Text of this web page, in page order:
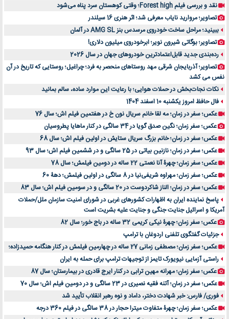
نقد و بررسی فیلم Forest high؛ وقتی کوهستان سرد پناه می‌شود
تصاویر؛ مروارید نایاب معرفی شد؛ اثر هنری 16 سیلندر
ببینید؛ مراحل ساخت خودروی مرسدس بنز AMG SL در آلمان
تصاویر؛ بوگاتی شیرون نویر؛ ابرخودروی میلیون دلاری!
رده‌بندی جدید قابل‌اعتمادترین خودروهای جهان در سال 2026
تصاویر؛ آذربایجان شرقی مهد روستاهای منحصر به فرد؛ چراغیل؛ روستایی که تاریخ در آن
نفس می کشد
نکات نجات‌بخش در حملات هوایی؛ با رعایت این موارد ساده، سالم بمانید
فال حافظ امروز یکشنبه 10 اسفند 1404
عکس؛ سفر در زمان؛ مه لقا خانم سریال نون خ در هفتمین فیلم اش؛ سال 76
عکس؛ سفر زمان؛ نگین صدق گویا در 34 سالگی در کنار ماهایا پطروسیان
عکس؛ سفر در زمان؛ خانم بزرگ سریال ستایش در اولین فیلم اش؛ سال 68
عکس؛ سفر در زمان؛ نازنین بیاتی در 25 سالگی و در ششمین فیلم اش؛ سال 93
عکس؛ سفر زمان؛ چهرۀ آنا نعمتی 22 ساله در دومین فیلمش؛ سال 78
عکس؛ سفر زمان؛ مهراوه شریفی‌نیا در 8 سالگی در اولین فیلمش؛ دهۀ 60
عکس؛ سفر در زمان؛ الناز شاکردوست در 20 سالگی و در سومین فیلم اش؛ سال 83
پاسخ نماینده ایران به اظهارات کشورهای غربی در شورای امنیت سازمان ملل/حملات
آمریکا و اسرائیل جنایت جنگی و جنایت علیه بشریت است
عکس؛ سفر زمان؛ چهرۀ نیکی کریمی 32 ساله در باج خور؛ سال 82
جزئیات گفتگوی تلفنی اردوغان با ترامپ
عکس؛ سفر زمان؛ مصطفی زمانی 27 ساله در چهارمین فیلمش در کنار هنگامه حمیدزاده؛
راستی آزمایی نیویورک تایمز از توجیهات ترامپ برای حمله به ایران
عکس؛ سفر زمان؛ مهرانه مهین ترابی در کنار ایرج قادری در بیمارستان؛ سال 87
عکس؛ سفر در زمان؛ آتنه فقیه نصیری در 23 سالگی و در دومین فیلم اش؛ سال 70
فوری/ فارس: خبر شهادت دختر، داماد و نوه رهبر انقلاب تأیید شد
عکس؛ سفر زمان؛ چهرۀ متفاوت میترا حجار در 38 سالگی در فیلم 360 درجه